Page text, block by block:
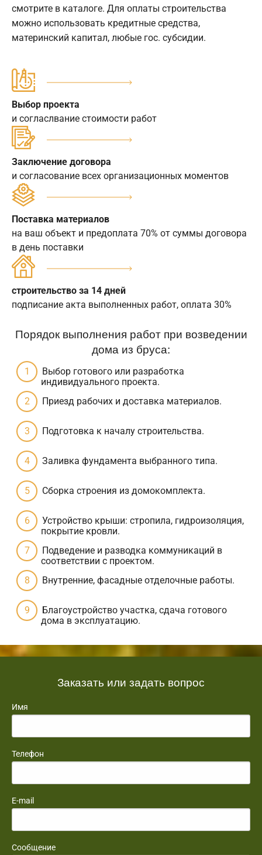
смотрите в каталоге. Для оплаты строительства
можно использовать кредитные средства,
материнский капитал, любые гос. субсидии.
Выбор проекта
и согласлвание стоимости работ
Заключение договора
и согласование всех организационных моментов
Поставка материалов
на ваш объект и предоплата 70% от суммы договора
в день поставки
строительство за 14 дней
подписание акта выполненных работ, оплата 30%
Порядок выполнения работ при возведении
дома из бруса:
Выбор готового или разработка
индивидуального проекта.
Приезд рабочих и доставка материалов.
Подготовка к началу строительства.
Заливка фундамента выбранного типа.
Сборка строения из домокомплекта.
Устройство крыши: стропила, гидроизоляция,
покрытие кровли.
Подведение и разводка коммуникаций в
соответствии с проектом.
Внутренние, фасадные отделочные работы.
Благоустройство участка, сдача готового
дома в эксплуатацию.
Заказать или задать вопрос
Имя
Телефон
E-mail
Сообщение